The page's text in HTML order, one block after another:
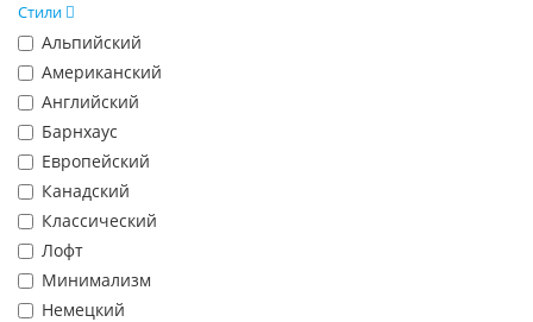
Стили
Альпийский
Американский
Английский
Барнхаус
Европейский
Канадский
Классический
Лофт
Минимализм
Немецкий